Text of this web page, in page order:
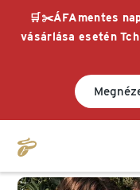
🛒✂️ÁFAmentes
vásárlása esetén